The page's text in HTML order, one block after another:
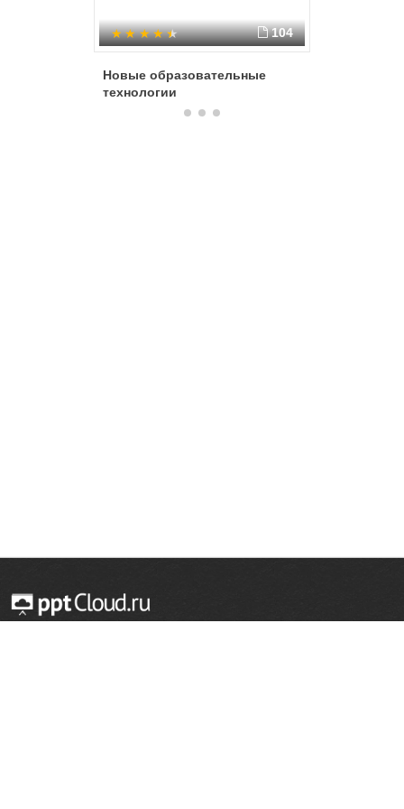
104
Новые образовательные
технологии